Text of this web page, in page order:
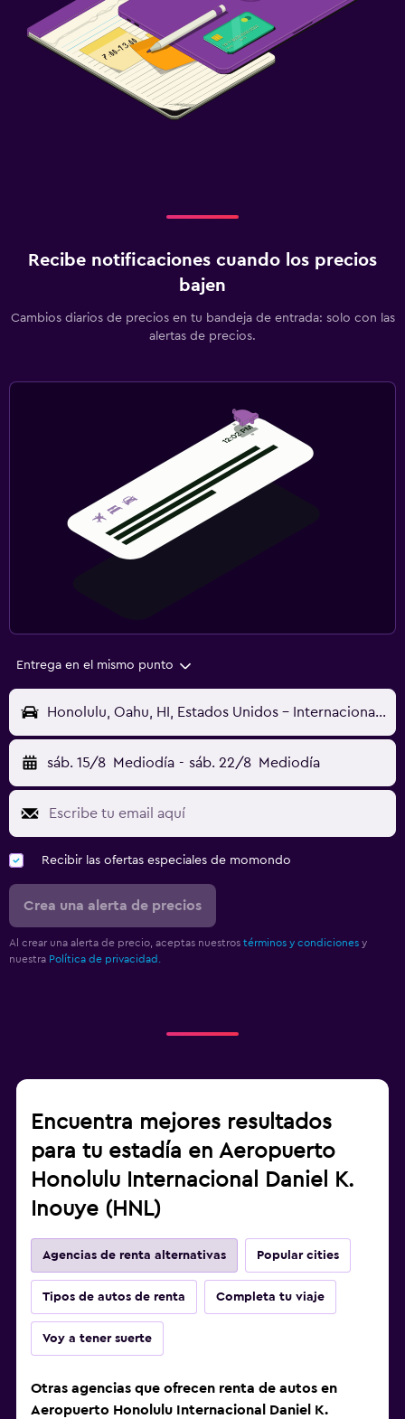
Recibe notificaciones cuando los precios
bajen
Cambios diarios de precios en tu bandeja de entrada: solo con las
alertas de precios.
Entrega en el mismo punto
Honolulu, Oahu, HI, Estados Unidos - Internacional Daniel K. Inouye (HNL)
sáb. 15/8 Mediodía - sáb. 22/8 Mediodía
Recibir las ofertas especiales de momondo
Crea una alerta de precios
Al crear una alerta de precio, aceptas nuestros términos y condiciones y
nuestra Política de privacidad.
Encuentra mejores resultados
para tu estadía en Aeropuerto
Honolulu Internacional Daniel K.
Inouye (HNL)
Agencias de renta alternativas Popular cities
Tipos de autos de renta Completa tu viaje
Voy a tener suerte
Otras agencias que ofrecen renta de autos en
Aeropuerto Honolulu Internacional Daniel K.